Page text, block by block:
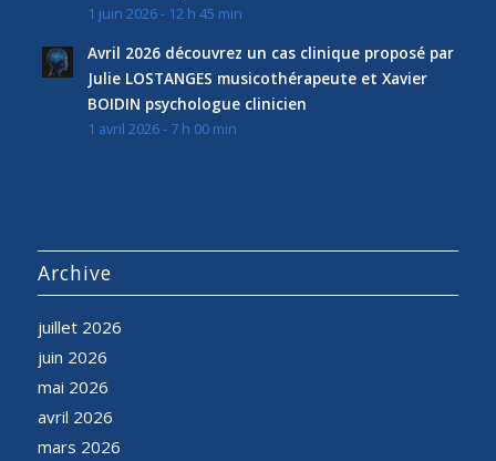
1 juin 2026 - 12 h 45 min
Avril 2026 découvrez un cas clinique proposé par
Julie LOSTANGES musicothérapeute et Xavier
BOIDIN psychologue clinicien
1 avril 2026 - 7 h 00 min
Archive
juillet 2026
juin 2026
mai 2026
avril 2026
mars 2026